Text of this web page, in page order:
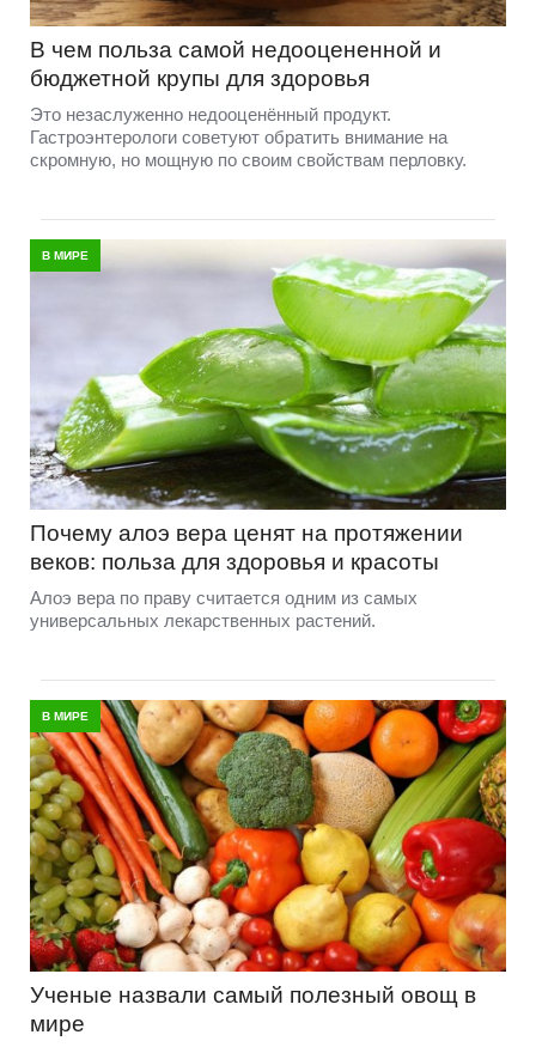
В чем польза самой недооцененной и
бюджетной крупы для здоровья
Это незаслуженно недооценённый продукт.
Гастроэнтерологи советуют обратить внимание на
скромную, но мощную по своим свойствам перловку.
В МИРЕ
Почему алоэ вера ценят на протяжении
веков: польза для здоровья и красоты
Алоэ вера по праву считается одним из самых
универсальных лекарственных растений.
В МИРЕ
Ученые назвали самый полезный овощ в
мире